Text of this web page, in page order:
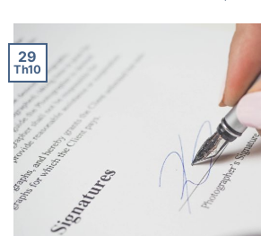
29
Th10